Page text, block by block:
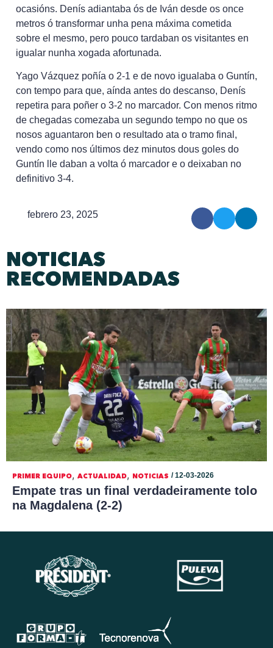
ocasións. Denís adiantaba ós de Iván desde os once
metros ó transformar unha pena máxima cometida
sobre el mesmo, pero pouco tardaban os visitantes en
igualar nunha xogada afortunada.
Yago Vázquez poñía o 2-1 e de novo igualaba o Guntín,
con tempo para que, aínda antes do descanso, Denís
repetira para poñer o 3-2 no marcador. Con menos ritmo
de chegadas comezaba un segundo tempo no que os
nosos aguantaron ben o resultado ata o tramo final,
vendo como nos últimos dez minutos dous goles do
Guntín lle daban a volta ó marcador e o deixaban no
definitivo 3-4.
febrero 23, 2025
NOTICIAS
RECOMENDADAS
PRIMER EQUIPO, ACTUALIDAD, NOTICIAS / 12-03-2026
Empate tras un final verdadeiramente tolo
na Magdalena (2-2)